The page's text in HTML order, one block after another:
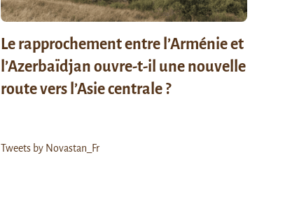
Le rapprochement entre l’Arménie et
l’Azerbaïdjan ouvre-t-il une nouvelle
route vers l’Asie centrale ?
Tweets by Novastan_Fr